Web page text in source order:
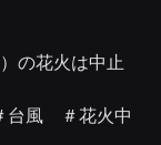
の花火は中止
台風 ＃花火中